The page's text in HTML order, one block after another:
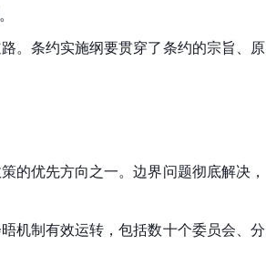
。条约实施纲要贯穿了条约的宗旨、原
的优先方向之一。边界问题彻底解决，
机制有效运转，包括数十个委员会、分